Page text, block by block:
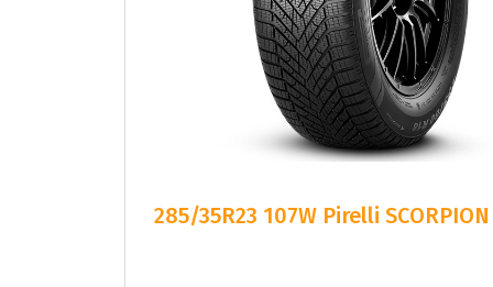
285/35R23 107W Pirelli